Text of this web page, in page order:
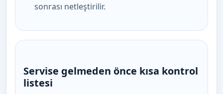
sonrası netleştirilir.
Servise gelmeden önce kısa kontrol
listesi